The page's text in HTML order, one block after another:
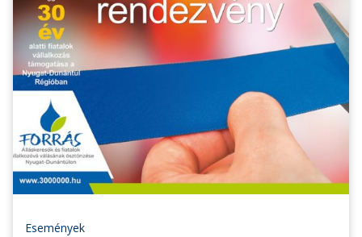
Események